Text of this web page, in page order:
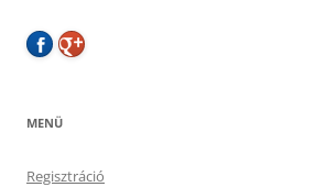
MENÜ
Regisztráció